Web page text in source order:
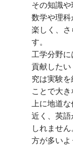
その知識や
数学や理
楽しく、
す。
工学分野
貢献した
究は実験
ことで大
上に地道
近く、英語
しれませ
方が多いよ